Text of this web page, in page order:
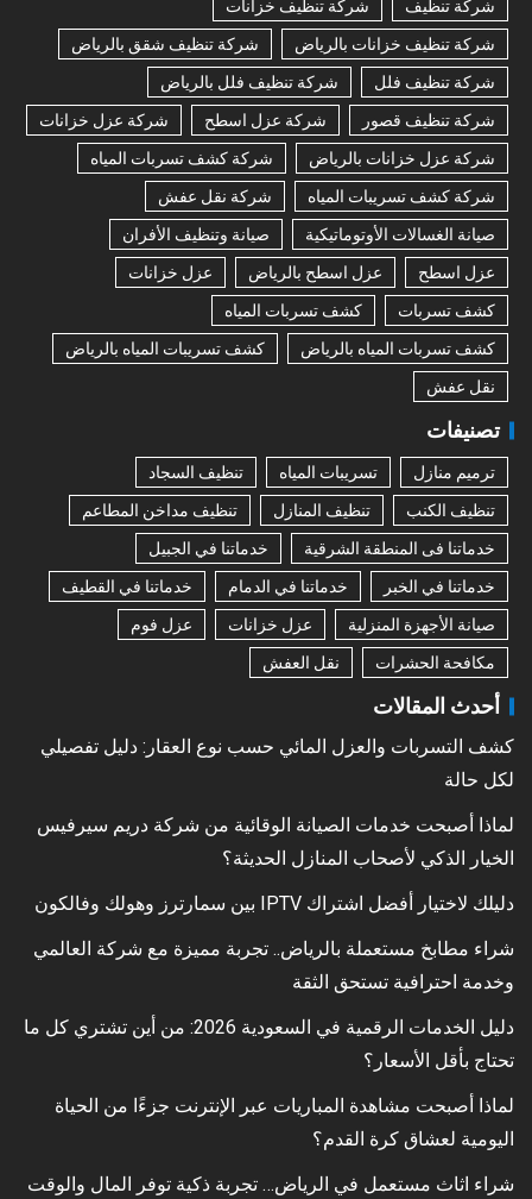
شركة تنظيف
شركة تنظيف خزانات
شركة تنظيف خزانات بالرياض
شركة تنظيف شقق بالرياض
شركة تنظيف فلل
شركة تنظيف فلل بالرياض
شركة تنظيف قصور
شركة عزل اسطح
شركة عزل خزانات
شركة عزل خزانات بالرياض
شركة كشف تسربات المياه
شركة كشف تسريبات المياه
شركة نقل عفش
صيانة الغسالات الأوتوماتيكية
صيانة وتنظيف الأفران
عزل اسطح
عزل اسطح بالرياض
عزل خزانات
كشف تسربات
كشف تسربات المياه
كشف تسربات المياه بالرياض
كشف تسريبات المياه بالرياض
نقل عفش
تصنيفات
ترميم منازل تسريبات المياه
تنظيف السجاد
تنظيف الكنب
تنظيف المنازل
تنظيف مداخن المطاعم
خدماتنا فى المنطقة الشرقية
خدماتنا في الجبيل
خدماتنا في الخبر
خدماتنا في الدمام
خدماتنا في القطيف
صيانة الأجهزة المنزلية
عزل خزانات
عزل فوم
مكافحة الحشرات
نقل العفش
أحدث المقالات
كشف التسربات والعزل المائي حسب نوع العقار: دليل تفصيلي
لكل حالة
لماذا أصبحت خدمات الصيانة الوقائية من شركة دريم سيرفيس
الخيار الذكي لأصحاب المنازل الحديثة؟
دليلك لاختيار أفضل اشتراك IPTV بين سمارترز وهولك وفالكون
شراء مطابخ مستعملة بالرياض.. تجربة مميزة مع شركة العالمي
وخدمة احترافية تستحق الثقة
دليل الخدمات الرقمية في السعودية 2026: من أين تشتري كل ما
تحتاج بأقل الأسعار؟
لماذا أصبحت مشاهدة المباريات عبر الإنترنت جزءًا من الحياة
اليومية لعشاق كرة القدم؟
شراء اثاث مستعمل في الرياض… تجربة ذكية توفر المال والوقت